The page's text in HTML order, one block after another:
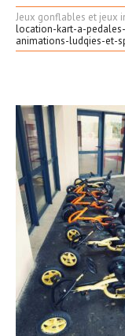
Jeux gonflables et jeux
location-kart-a-
animations-ludqies-et-